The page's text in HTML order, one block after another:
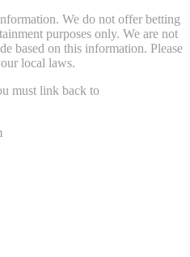
We do not offer betting
purposes only. We are not
based on this information. Please
local laws.
must link back to